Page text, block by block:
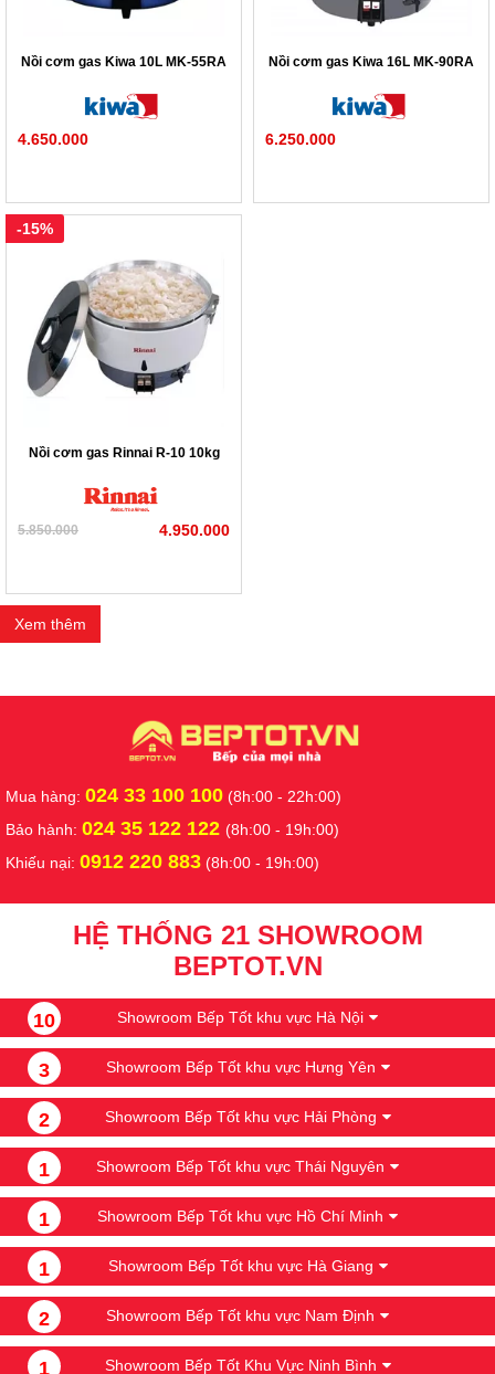
Nồi cơm gas Kiwa 10L MK-55RA
4.650.000
Nồi cơm gas Kiwa 16L MK-90RA
6.250.000
Nồi cơm gas Rinnai R-10 10kg
5.850.000
-15%
4.950.000
Xem thêm
Mua hàng: 024 33 100 100 (8h:00 - 22h:00)
Bảo hành: 024 35 122 122 (8h:00 - 19h:00)
Khiếu nại: 0912 220 883 (8h:00 - 19h:00)
HỆ THỐNG 21 SHOWROOM
BEPTOT.VN
10 Showroom Bếp Tốt khu vực Hà Nội
3 Showroom Bếp Tốt khu vực Hưng Yên
2 Showroom Bếp Tốt khu vực Hải Phòng
1 Showroom Bếp Tốt khu vực Thái Nguyên
1 Showroom Bếp Tốt khu vực Hồ Chí Minh
1 Showroom Bếp Tốt khu vực Hà Giang
2 Showroom Bếp Tốt khu vực Nam Định
1 Showroom Bếp Tốt Khu Vực Ninh Bình